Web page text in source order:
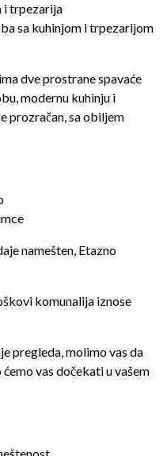
i trpezarija
sa kuhinjom i trpezarijom
dve prostrane spavaće
modernu kuhinju i
prozračan, sa obiljem
namešten, Etazno
komunalija iznose
pregleda, molimo vas da
vas dočekati u vašem